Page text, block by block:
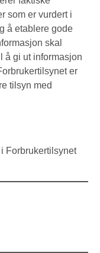
som er vurdert i
å etablere gode
skal
å gi ut informasjon
er
tilsyn med
Forbrukertilsynet